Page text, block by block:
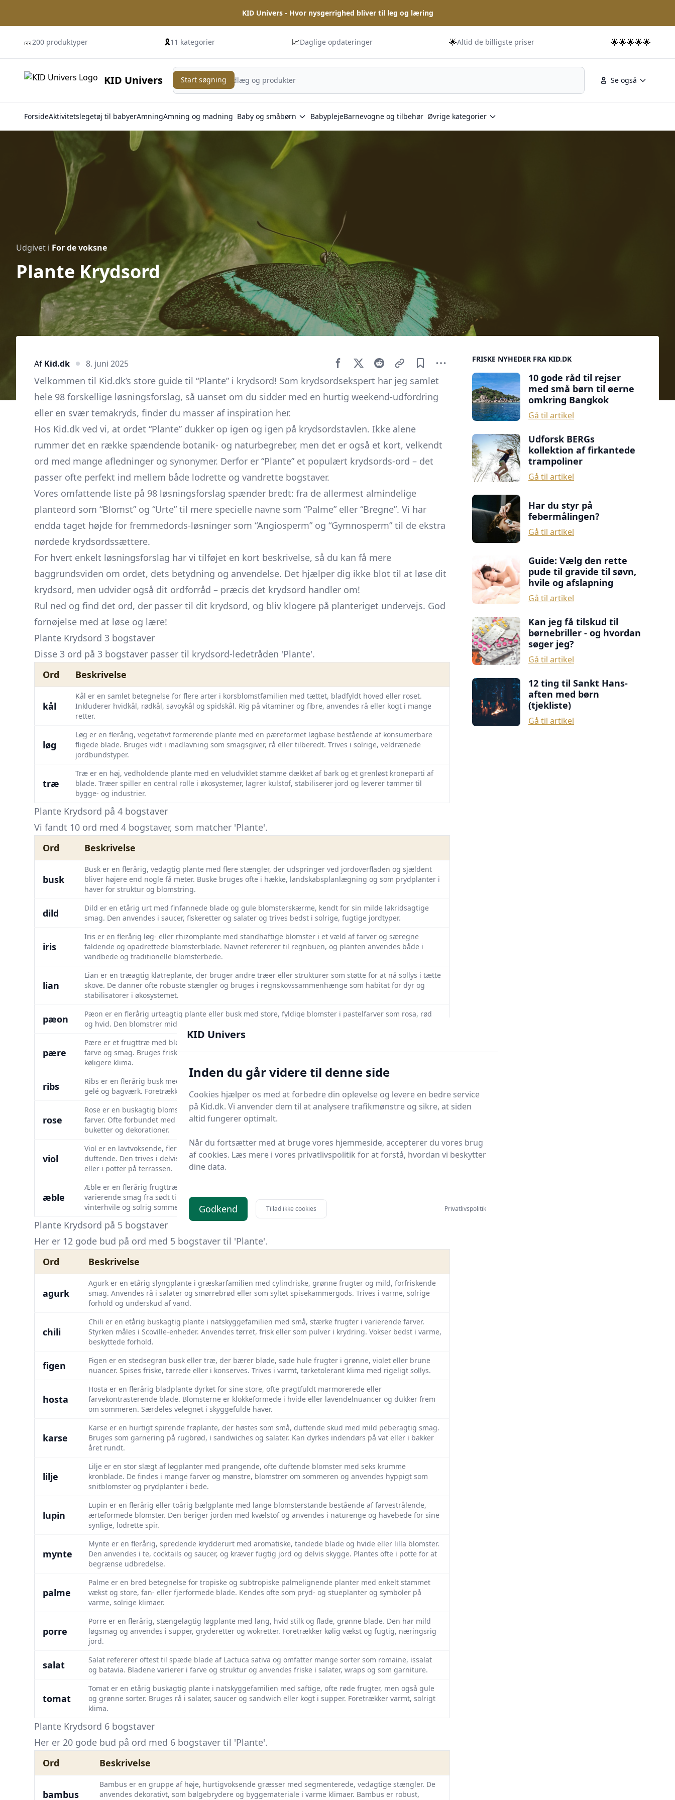
KID Univers - Hvor nysgerrighed bliver til leg og læring
🎫200 produktyper 🎗️11 kategorier 📈Daglige opdateringer 🌟Altid de billigste priser 🌟🌟🌟🌟🌟
KID Univers Se også
Start søgning
Start søgning
ForsideAktivitetslegetøj til babyerAmningAmning og madning Baby og småbørn BabyplejeBarnevogne og tilbehør Øvrige kategorier
Udgivet i For de voksne
Plante Krydsord
Af Kid.dk 8. juni 2025
Velkommen til Kid.dk’s store guide til “Plante” i krydsord! Som krydsordsekspert har jeg samlet
hele 98 forskellige løsningsforslag, så uanset om du sidder med en hurtig weekend-udfordring
eller en svær temakryds, finder du masser af inspiration her.
Hos Kid.dk ved vi, at ordet “Plante” dukker op igen og igen på krydsordstavlen. Ikke alene
rummer det en række spændende botanik- og naturbegreber, men det er også et kort, velkendt
ord med mange afledninger og synonymer. Derfor er “Plante” et populært krydsords-ord – det
passer ofte perfekt ind mellem både lodrette og vandrette bogstaver.
Vores omfattende liste på 98 løsningsforslag spænder bredt: fra de allermest almindelige
planteord som “Blomst” og “Urte” til mere specielle navne som “Palme” eller “Bregne”. Vi har
endda taget højde for fremmedords-løsninger som “Angiosperm” og “Gymnosperm” til de ekstra
nørdede krydsordssættere.
For hvert enkelt løsningsforslag har vi tilføjet en kort beskrivelse, så du kan få mere
baggrundsviden om ordet, dets betydning og anvendelse. Det hjælper dig ikke blot til at løse dit
krydsord, men udvider også dit ordforråd – præcis det krydsord handler om!
Rul ned og find det ord, der passer til dit krydsord, og bliv klogere på planteriget undervejs. God
fornøjelse med at løse og lære!
Plante Krydsord 3 bogstaver
Disse 3 ord på 3 bogstaver passer til krydsord-ledetråden 'Plante'.
Ord
Beskrivelse
kål
Kål er en samlet betegnelse for flere arter i korsblomstfamilien med tættet, bladfyldt hoved eller roset.
Inkluderer hvidkål, rødkål, savoykål og spidskål. Rig på vitaminer og fibre, anvendes rå eller kogt i mange
retter.
løg
Løg er en flerårig, vegetativt formerende plante med en pæreformet løgbase bestående af konsumerbare
fligede blade. Bruges vidt i madlavning som smagsgiver, rå eller tilberedt. Trives i solrige, veldrænede
jordbundstyper.
træ
Træ er en høj, vedholdende plante med en veludviklet stamme dækket af bark og et grenløst kroneparti af
blade. Træer spiller en central rolle i økosystemer, lagrer kulstof, stabiliserer jord og leverer tømmer til
bygge- og industrier.
Plante Krydsord på 4 bogstaver
Vi fandt 10 ord med 4 bogstaver, som matcher 'Plante'.
Ord
Beskrivelse
busk
Busk er en flerårig, vedagtig plante med flere stængler, der udspringer ved jordoverfladen og sjældent
bliver højere end nogle få meter. Buske bruges ofte i hække, landskabsplanlægning og som prydplanter i
haver for struktur og blomstring.
dild
Dild er en etårig urt med finfannede blade og gule blomsterskærme, kendt for sin milde lakridsagtige
smag. Den anvendes i saucer, fiskeretter og salater og trives bedst i solrige, fugtige jordtyper.
iris
Iris er en flerårig løg- eller rhizomplante med standhaftige blomster i et væld af farver og særegne
faldende og opadrettede blomsterblade. Navnet refererer til regnbuen, og planten anvendes både i
vandbede og traditionelle blomsterbede.
lian
Lian er en træagtig klatreplante, der bruger andre træer eller strukturer som støtte for at nå sollys i tætte
skove. De danner ofte robuste stængler og bruges i regnskovssammenhænge som habitat for dyr og
stabilisatorer i økosystemet.
pæon
Pæon er en flerårig urteagtig plante eller busk med store, fyldige blomster i pastelfarver som rosa, rød
og hvid. Den blomstrer midt på foråret og er kendt for sin kraftige duft og romantiske, frodige udseende.
pære
Pære er et frugttræ med bløde, saftige frugter, der modner fra sensommer til efterår. Pærer varierer i
farve og smag. Bruges friske, i bagværk eller som kompot. Træerne foretrækker veldrænet jord og
køligere klima.
ribs
Ribs er en flerårig busk med stive grene og klaser af syrlige, røde bær. Rig på C-vitamin, anvendes i saft,
gelé og bagværk. Foretrækker sol og veldrænet, humusrig jordbund. Skaber struktur i hegn og hække.
rose
Rose er en buskagtig blomstrende plante i rosenfamilien med velkendte duftende blomster i mange
farver. Ofte forbundet med kærlighed og romantik, dyrkes roser i haver, parker og som snitblomster til
buketter og dekorationer.
viol
Viol er en lavtvoksende, flerårig plante med hjerteformede blade og små, farverige blomster, ofte
duftende. Den trives i delvis skygge og fugtige jordbunde og kan bruges i kantbede, som bunddække
eller i potter på terrassen.
æble
Æble er en flerårig frugttræart i rosenfamilien med karakteristiske, sprøde frugter i mange sorter med
varierende smag fra sødt til syrligt. Frugterne spises rå, kogte eller bagte. Træerne kræver kølig
vinterhvile og solrig sommer.
Plante Krydsord på 5 bogstaver
Her er 12 gode bud på ord med 5 bogstaver til 'Plante'.
Ord
Beskrivelse
agurk
Agurk er en etårig slyngplante i græskarfamilien med cylindriske, grønne frugter og mild, forfriskende
smag. Anvendes rå i salater og smørrebrød eller som syltet spisekammergods. Trives i varme, solrige
forhold og underskud af vand.
chili
Chili er en etårig buskagtig plante i natskyggefamilien med små, stærke frugter i varierende farver.
Styrken måles i Scoville-enheder. Anvendes tørret, frisk eller som pulver i krydring. Vokser bedst i varme,
beskyttede forhold.
figen
Figen er en stedsegrøn busk eller træ, der bærer bløde, søde hule frugter i grønne, violet eller brune
nuancer. Spises friske, tørrede eller i konserves. Trives i varmt, tørketolerant klima med rigeligt sollys.
hosta
Hosta er en flerårig bladplante dyrket for sine store, ofte pragtfuldt marmorerede eller
farvekontrasterende blade. Blomsterne er klokkeformede i hvide eller lavendelnuancer og dukker frem
om sommeren. Særdeles velegnet i skyggefulde haver.
karse
Karse er en hurtigt spirende frøplante, der høstes som små, duftende skud med mild peberagtig smag.
Bruges som garnering på rugbrød, i sandwiches og salater. Kan dyrkes indendørs på vat eller i bakker
året rundt.
lilje
Lilje er en stor slægt af løgplanter med prangende, ofte duftende blomster med seks krumme
kronblade. De findes i mange farver og mønstre, blomstrer om sommeren og anvendes hyppigt som
snitblomster og prydplanter i bede.
lupin
Lupin er en flerårig eller toårig bælgplante med lange blomsterstande bestående af farvestrålende,
ærteformede blomster. Den beriger jorden med kvælstof og anvendes i naturenge og havebede for sine
synlige, lodrette spir.
mynte
Mynte er en flerårig, spredende krydderurt med aromatiske, tandede blade og hvide eller lilla blomster.
Den anvendes i te, cocktails og saucer, og kræver fugtig jord og delvis skygge. Plantes ofte i potte for at
begrænse udbredelse.
palme
Palme er en bred betegnelse for tropiske og subtropiske palmelignende planter med enkelt stammet
vækst og store, fan- eller fjerformede blade. Kendes ofte som pryd- og stueplanter og symboler på
varme, solrige klimaer.
porre
Porre er en flerårig, stængelagtig løgplante med lang, hvid stilk og flade, grønne blade. Den har mild
løgsmag og anvendes i supper, gryderetter og wokretter. Foretrækker kølig vækst og fugtig, næringsrig
jord.
salat
Salat refererer oftest til spæde blade af Lactuca sativa og omfatter mange sorter som romaine, issalat
og batavia. Bladene varierer i farve og struktur og anvendes friske i salater, wraps og som garniture.
tomat
Tomat er en etårig buskagtig plante i natskyggefamilien med saftige, ofte røde frugter, men også gule
og grønne sorter. Bruges rå i salater, saucer og sandwich eller kogt i supper. Foretrækker varmt, solrigt
klima.
Plante Krydsord 6 bogstaver
Her er 20 gode bud på ord med 6 bogstaver til 'Plante'.
Ord
Beskrivelse
bambus
Bambus er en gruppe af høje, hurtigvoksende græsser med segmenterede, vedagtige stængler. De
anvendes dekorativt, som bølgebrydere og byggemateriale i varme klimaer. Bambus er robust,
Sidebar
FRISKE NYHEDER FRA KID.DK
10 gode råd til rejser
med små børn til øerne
omkring Bangkok
Gå til artikel
Udforsk BERGs
kollektion af firkantede
trampoliner
Gå til artikel
Har du styr på
febermålingen?
Gå til artikel
Guide: Vælg den rette
pude til gravide til søvn,
hvile og afslapning
Gå til artikel
Kan jeg få tilskud til
børnebriller - og hvordan
søger jeg?
Gå til artikel
12 ting til Sankt Hans-
aften med børn
(tjekliste)
Gå til artikel
KID Univers
Inden du går videre til denne side
Cookies hjælper os med at forbedre din oplevelse og levere en bedre service
på Kid.dk. Vi anvender dem til at analysere trafikmønstre og sikre, at siden
altid fungerer optimalt.
Når du fortsætter med at bruge vores hjemmeside, accepterer du vores brug
af cookies. Læs mere i vores privatlivspolitik for at forstå, hvordan vi beskytter
dine data.
Godkend Tillad ikke cookies Privatlivspolitik